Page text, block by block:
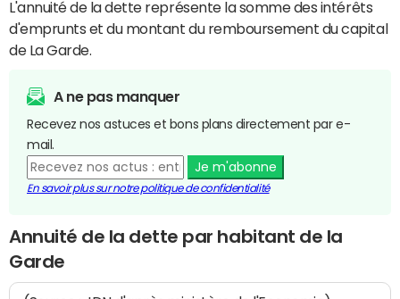
L'annuité de la dette représente la somme des intérêts
d'emprunts et du montant du remboursement du capital
de La Garde.
A ne pas manquer
Recevez nos astuces et bons plans directement par e-
mail.
Je m'abonne
En savoir plus sur notre politique de confidentialité
Annuité de la dette par habitant de la
Garde